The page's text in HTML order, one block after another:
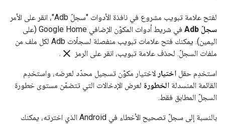
لفتح علامة تبويب مشروع في نافذة الأدوات "سجلّ Adb"، انقر على الأمر
سجلّ Adb
في شريط أدوات المكوّن الإضافي Google Home (على
اليمين). يمكنك فتح علامات تبويب منفصلة لسجلّات Adb لكل ملف من
ملفات السجلّ. لحذف علامة تبويب، انقر على الرمز clear
.
استخدِم حقل اختيار لاختيار مكوّن تسجيل محدّد لعرضه، واستخدِم
القائمة المنسدلة الخطورة لعرض الإدخالات التي تتضمّن مستوى خطورة
السجلّ المطابق فقط.
بالنسبة إلى سجلّ تصحيح الأخطاء في Android الذي اخترته، يمكنك